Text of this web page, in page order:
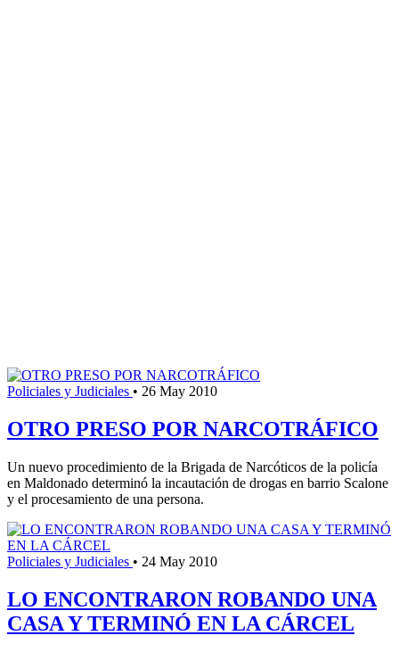
Policiales y Judiciales • 26 May 2010
OTRO PRESO POR NARCOTRÁFICO
Un nuevo procedimiento de la Brigada de Narcóticos de la policía
en Maldonado determinó la incautación de drogas en barrio Scalone
y el procesamiento de una persona.
Policiales y Judiciales • 24 May 2010
LO ENCONTRARON ROBANDO UNA
CASA Y TERMINÓ EN LA CÁRCEL